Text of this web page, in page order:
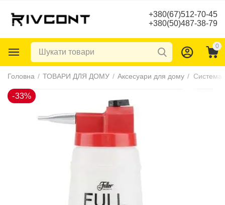
+380(67)512-70-45
+380(50)487-38-79
0
Головна / ТОВАРИ ДЛЯ ДОМУ / Аксесуари для дому /